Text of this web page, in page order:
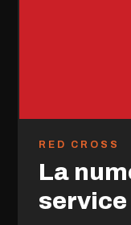
RED CROSS
La
service